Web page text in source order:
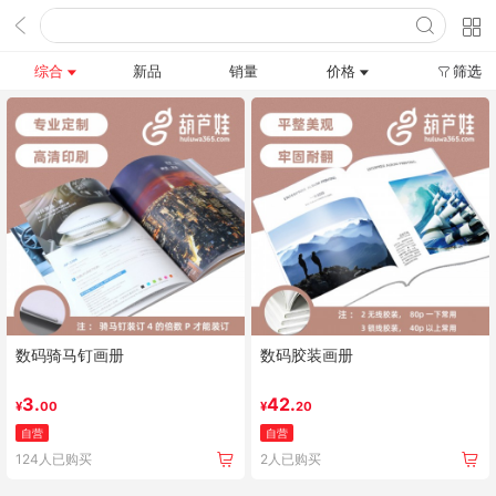
综合 新品 销量 价格 筛选
数码骑马钉画册
¥3.00
自营
124人已购买
数码胶装画册
¥42.20
自营
2人已购买